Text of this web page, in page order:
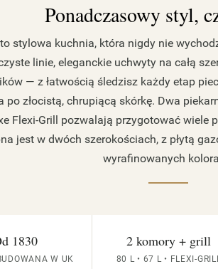
Ponadczasowy styl,
stylowa kuchnia, która nigdy nie
linie, eleganckie uchwyty na całą
— z łatwością śledzisz każdy etap
po złocistą, chrupiącą skórkę. Dwa
Flexi-Grill pozwalają przygotować wiele
jest w dwóch szerokościach, z płytą
wyrafinowanych
1830
W UK
2 komory + grill
80 L • 67 L • FLEXI-